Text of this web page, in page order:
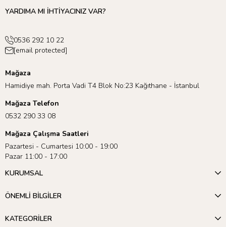
YARDIMA MI İHTİYACINIZ VAR?
0536 292 10 22
[email protected]
Mağaza
Hamidiye mah. Porta Vadi T4 Blok No:23 Kağıthane - İstanbul
Mağaza Telefon
0532 290 33 08
Mağaza Çalışma Saatleri
Pazartesi - Cumartesi 10:00 - 19:00
Pazar 11:00 - 17:00
KURUMSAL
ÖNEMLİ BİLGİLER
KATEGORİLER